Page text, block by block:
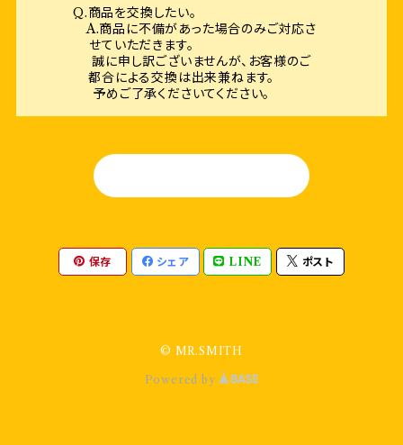
Q.商品を交換したい。
A.商品に不備があった場合のみご対応さ
せていただきます。
誠に申し訳ございませんが、お客様のご
都合による交換は出来兼ねます。
予めご了承くださいてください。
保存 シェア LINE ポスト
© MR.SMITH
Powered by